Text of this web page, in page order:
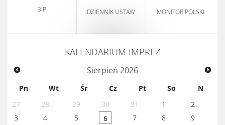
BIP DZIENNIK USTAW MONITOR POLSKI
KALENDARIUM IMPREZ
Sierpień 2026
Pn Wt Śr Cz Pt So
N
27
28 29 30 31 1
2
3
4 5 6 7 8
9